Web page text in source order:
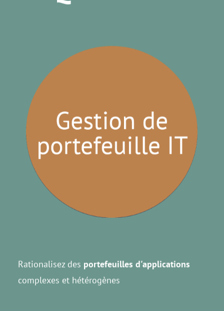
Rationalisez des
portefeuilles d'applications
complexes et hétérogènes